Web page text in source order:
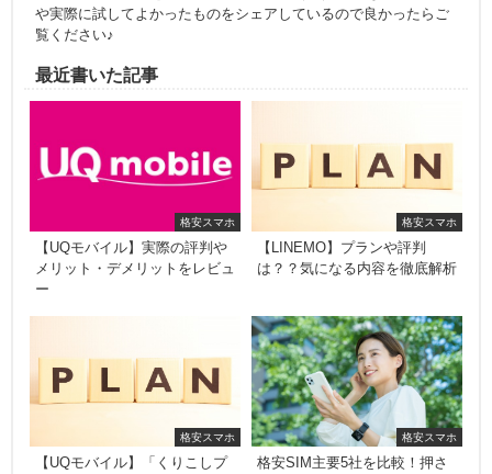
や実際に試してよかったものをシェアしているので良かったらご
覧ください♪
最近書いた記事
格安スマホ
【UQモバイル】実際の評判や
メリット・デメリットをレビュ
ー
格安スマホ
【LINEMO】プランや評判
は？？気になる内容を徹底解析
格安スマホ
【UQモバイル】「くりこしプ
格安スマホ
格安SIM主要5社を比較！押さ